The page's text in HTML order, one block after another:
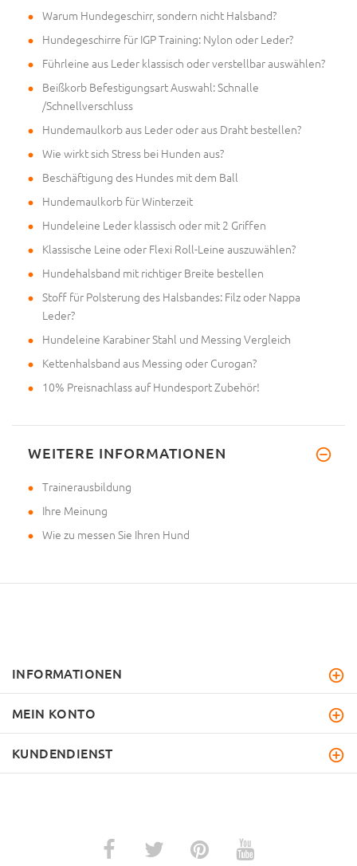
Warum Hundegeschirr, sondern nicht Halsband?
Hundegeschirre für IGP Training: Nylon oder Leder?
Führleine aus Leder klassisch oder verstellbar auswählen?
Beißkorb Befestigungsart Auswahl: Schnalle
/Schnellverschluss
Hundemaulkorb aus Leder oder aus Draht bestellen?
Wie wirkt sich Stress bei Hunden aus?
Beschäftigung des Hundes mit dem Ball
Hundemaulkorb für Winterzeit
Hundeleine Leder klassisch oder mit 2 Griffen
Klassische Leine oder Flexi Roll-Leine auszuwählen?
Hundehalsband mit richtiger Breite bestellen
Stoff für Polsterung des Halsbandes: Filz oder Nappa
Leder?
Hundeleine Karabiner Stahl und Messing Vergleich
Kettenhalsband aus Messing oder Curogan?
10% Preisnachlass auf Hundesport Zubehör!
WEITERE INFORMATIONEN
Trainerausbildung
Ihre Meinung
Wie zu messen Sie Ihren Hund
INFORMATIONEN
MEIN KONTO
KUNDENDIENST